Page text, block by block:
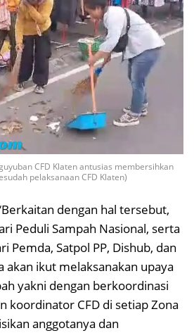
CFD Klaten antusias membersihkan
pelaksanaan CFD Klaten)
dengan hal tersebut,
Peduli Sampah Nasional, serta
Pemda, Satpol PP, Dishub, dan
akan ikut melaksanakan upaya
yakni dengan berkoordinasi
koordinator CFD di setiap Zona
anggotanya dan